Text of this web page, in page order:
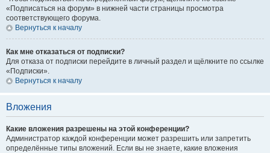
«Подписаться на форум» в нижней части страницы просмотра
соответствующего форума.
Вернуться к началу
Как мне отказаться от подписки?
Для отказа от подписки перейдите в личный раздел и щёлкните по ссылке
«Подписки».
Вернуться к началу
Вложения
Какие вложения разрешены на этой конференции?
Администратор каждой конференции может разрешить или запретить
определённые типы вложений. Если вы не знаете, какие вложения